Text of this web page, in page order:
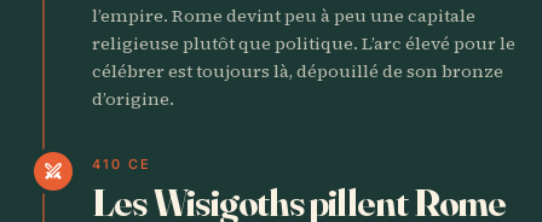
l’empire. Rome devint peu à peu une capitale
religieuse plutôt que politique. L’arc élevé pour le
célébrer est toujours là, dépouillé de son bronze
d’origine.
swords 410 CE
Les Wisigoths pillent Rome